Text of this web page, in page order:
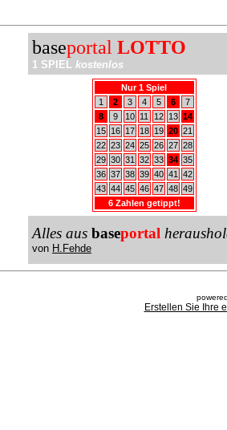
baseportal LOTTO
1 SPIEL kostenlos
Nur 1 Spiel
1
2 3 4 5 6
7
8
9 10 11 12 13 14
15
16 17 18 19 20 21
22 23 24 25 26 27 28
29 30 31 32 33 34 35
36 37 38 39 40 41
42
43 44 45 46 47 48 49
6 Zahlen getippt!
Alles aus baseportal
von H.Fehde
Erstellen Sie Ihre